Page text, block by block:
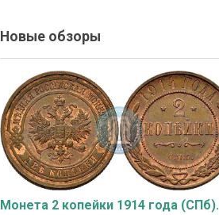
Новые обзоры
Монета 2 копейки 1914 года (СПб).